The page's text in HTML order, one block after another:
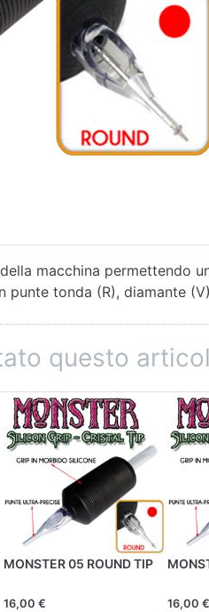
macchina permettendo
tonda (R), diamante
questo
MONSTER 05 ROUND TIP
16,00 € 16,00 €